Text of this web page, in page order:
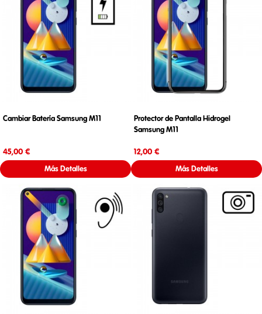
Cambiar Batería Samsung M11
45,00 €
Más Detalles
Protector de Pantalla Hidrogel
Samsung M11
12,00 €
Más Detalles